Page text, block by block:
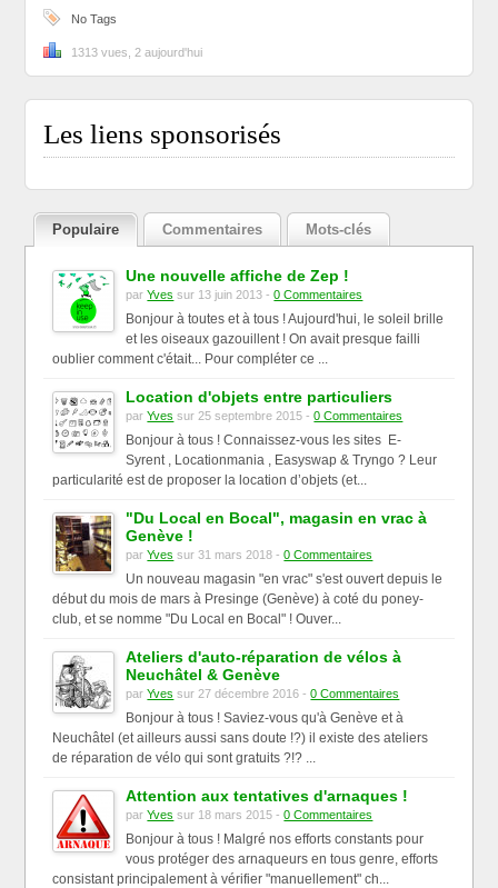
No Tags
1313 vues, 2 aujourd'hui
Les liens sponsorisés
Populaire Commentaires Mots-clés
Une nouvelle affiche de Zep !
parYves sur 13 juin 2013 -0 Commentaires
Bonjour à toutes et à tous ! Aujourd'hui, le soleil brille
et les oiseaux gazouillent ! On avait presque failli
oublier comment c'était... Pour compléter ce ...
Location d'objets entre particuliers
parYves sur 25 septembre 2015 -0 Commentaires
Bonjour à tous ! Connaissez-vous les sites E-
Syrent , Locationmania , Easyswap & Tryngo ? Leur
particularité est de proposer la location d’objets (et...
"Du Local en Bocal", magasin en vrac à
Genève !
parYves sur 31 mars 2018 -0 Commentaires
Un nouveau magasin "en vrac" s'est ouvert depuis le
début du mois de mars à Presinge (Genève) à coté du poney-
club, et se nomme "Du Local en Bocal" ! Ouver...
Ateliers d'auto-réparation de vélos à
Neuchâtel & Genève
parYves sur 27 décembre 2016 -0 Commentaires
Bonjour à tous ! Saviez-vous qu'à Genève et à
Neuchâtel (et ailleurs aussi sans doute !?) il existe des ateliers
de réparation de vélo qui sont gratuits ?!? ...
Attention aux tentatives d'arnaques !
parYves sur 18 mars 2015 -0 Commentaires
Bonjour à tous ! Malgré nos efforts constants pour
vous protéger des arnaqueurs en tous genre, efforts
consistant principalement à vérifier "manuellement" ch...